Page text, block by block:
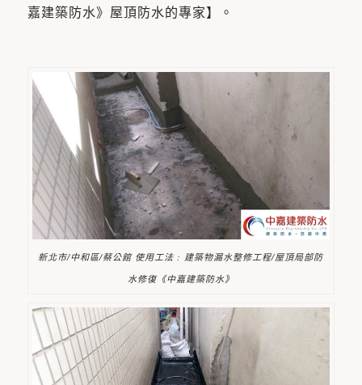
嘉建築防水》屋頂防水的專家】。
新北市/中和區/蔡公館 使用工法 : 建築物漏水整修工程/屋頂局部防
水修復《中嘉建築防水》